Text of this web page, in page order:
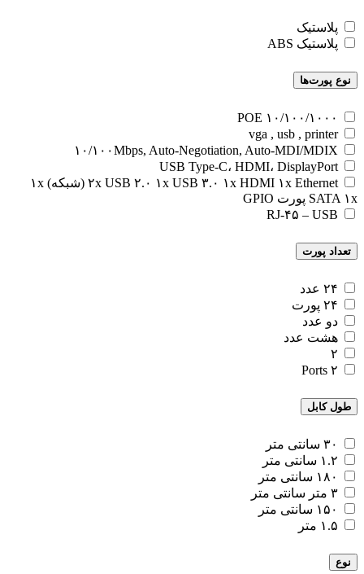
پلاستیک
پلاستیک ABS
نوع پورت‌ها
۱۰/۱۰۰/۱۰۰۰ POE
vga , usb , printer
۱۰/۱۰۰Mbps, Auto-Negotiation, Auto-MDI/MDIX
USB Type-C، HDMI، DisplayPort
۲x USB ۲.۰ ۱x USB ۳.۰ ۱x HDMI ۱x Ethernet (شبکه) ۱x
SATA ۱x پورت GPIO
RJ-۴۵ – USB
تعداد پورت‌
۲۴ عدد
۲۴ پورت
دو عدد
هشت عدد
۲
۲ Ports
طول کابل
۳۰ سانتی متر
۱.۲ سانتی متر
۱۸۰ سانتی متر
۳ متر سانتی متر
۱۵۰ سانتی متر
۱.۵ متر
نوع